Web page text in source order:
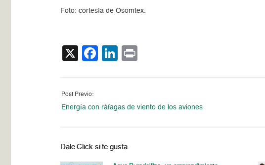
Foto: cortesía de Osomtex.
X Facebook
LinkedIn
Post Previo:
Energía con ráfagas de viento de los aviones
Dale Click si te gusta